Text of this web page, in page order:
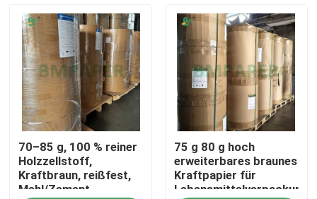
70–85 g, 100 % reiner
Holzzellstoff,
Kraftbraun, reißfest,
Mehl/Zement-
75 g 80 g hoch
erweiterbares braunes
Kraftpapier für